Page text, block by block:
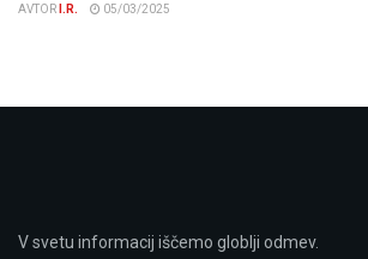
AVTOR I.R. 05/03/2025
V svetu informacij iščemo globlji odmev.